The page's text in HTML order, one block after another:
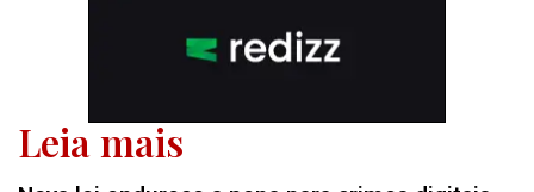
Leia mais